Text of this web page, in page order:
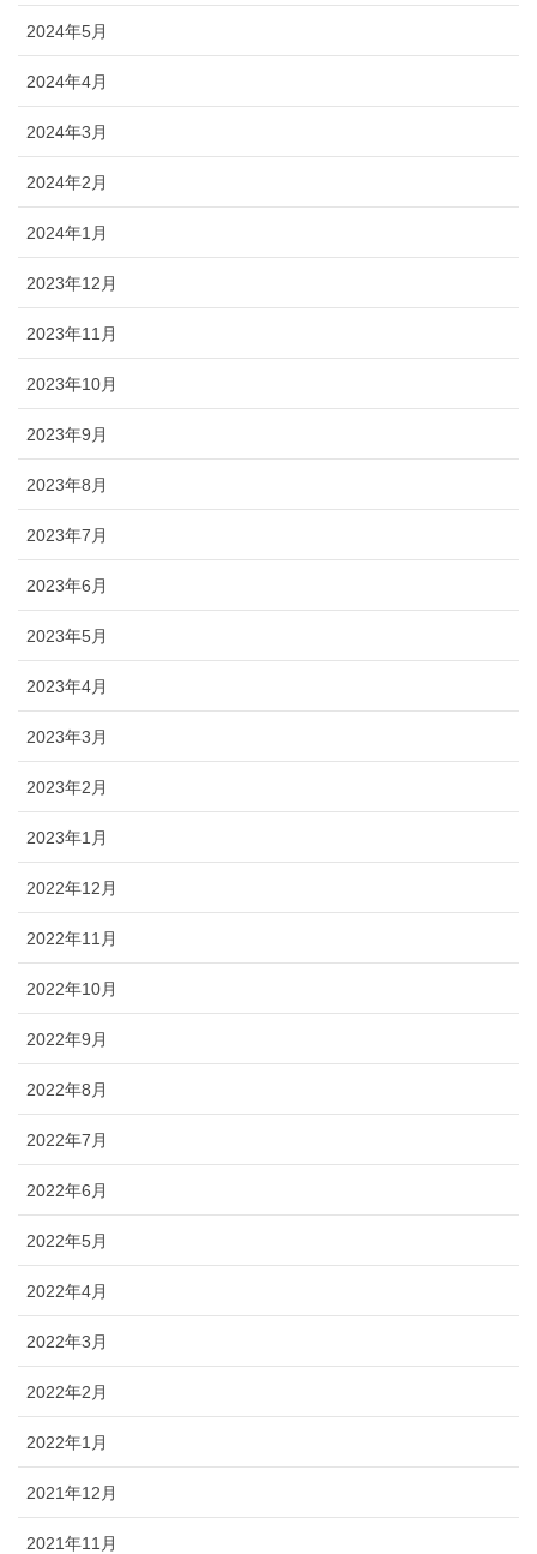
2024年5月
2024年4月
2024年3月
2024年2月
2024年1月
2023年12月
2023年11月
2023年10月
2023年9月
2023年8月
2023年7月
2023年6月
2023年5月
2023年4月
2023年3月
2023年2月
2023年1月
2022年12月
2022年11月
2022年10月
2022年9月
2022年8月
2022年7月
2022年6月
2022年5月
2022年4月
2022年3月
2022年2月
2022年1月
2021年12月
2021年11月